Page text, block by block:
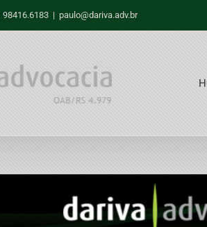
98416.6183 | paulo@dariva.adv.br